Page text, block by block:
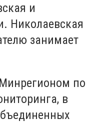
и
Николаевская
занимает
по
в